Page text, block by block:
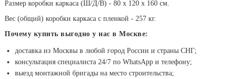
Размер коробки каркаса (Ш/Д/В) - 80 х 120 х 160 см.
Вес (общий) коробки каркаса с пленкой - 257 кг.
Почему купить выгодно у нас в Москве:
доставка из Москвы в любой город России и страны СНГ;
консультация специалиста 24/7 по WhatsApp и телефону;
выезд монтажной бригады на место строительства;